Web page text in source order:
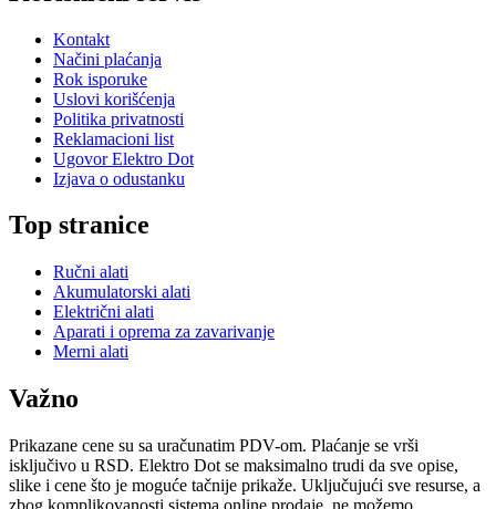
Kontakt
Načini plaćanja
Rok isporuke
Uslovi korišćenja
Politika privatnosti
Reklamacioni list
Ugovor Elektro Dot
Izjava o odustanku
Top stranice
Ručni alati
Akumulatorski alati
Električni alati
Aparati i oprema za zavarivanje
Merni alati
Važno
Prikazane cene su sa uračunatim PDV-om. Plaćanje se vrši
isključivo u RSD. Elektro Dot se maksimalno trudi da sve opise,
slike i cene što je moguće tačnije prikaže. Uključujući sve resurse, a